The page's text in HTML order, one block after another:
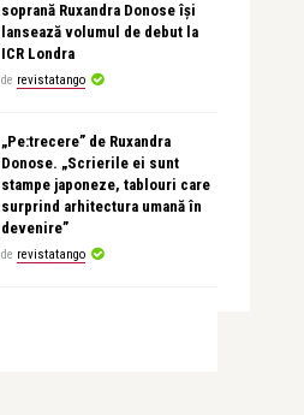
soprană Ruxandra Donose își
lansează volumul de debut la
ICR Londra
de revistatango
„Pe:trecere” de Ruxandra
Donose. „Scrierile ei sunt
stampe japoneze, tablouri care
surprind arhitectura umană în
devenire”
de revistatango